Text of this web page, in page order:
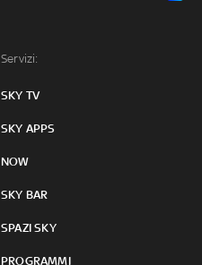
Servizi:
SKY TV
SKY APPS
NOW
SKY BAR
SPAZI SKY
PROGRAMMI